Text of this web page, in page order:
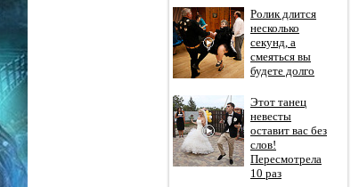
Ролик длится
несколько
секунд, а
смеяться вы
будете долго
Этот танец
невесты
оставит вас без
слов!
Пересмотрела
10 раз